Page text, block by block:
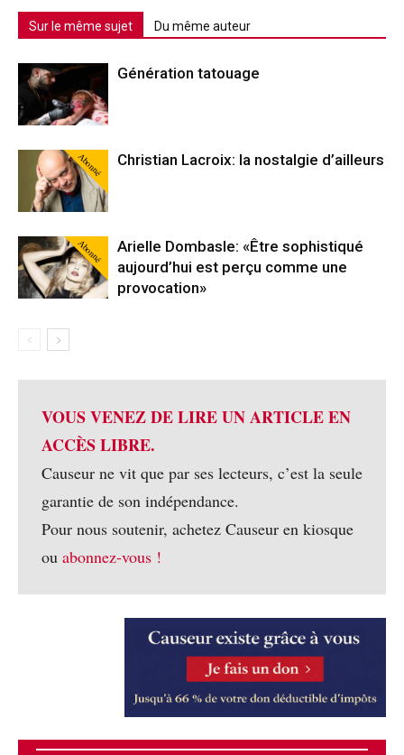
Sur le même sujet Du même auteur
Génération tatouage
Abonné Christian Lacroix: la nostalgie d’ailleurs
Abonné
Arielle Dombasle: «Être sophistiqué
aujourd’hui est perçu comme une
provocation»
VOUS VENEZ DE LIRE UN ARTICLE EN
ACCÈS LIBRE.
Causeur ne vit que par ses lecteurs, c’est la seule
garantie de son indépendance.
Pour nous soutenir, achetez Causeur en kiosque
ou abonnez-vous !